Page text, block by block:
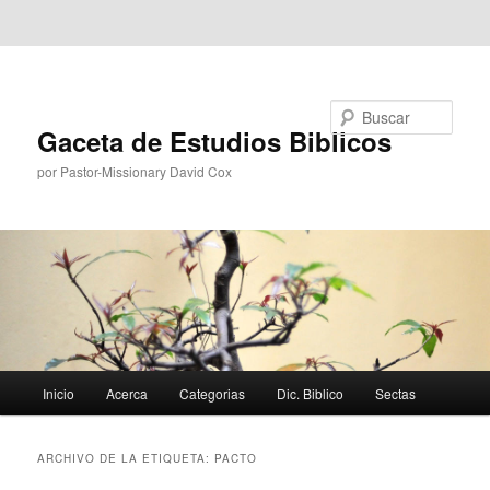
Gaceta de Estudios Biblicos
por Pastor-Missionary David Cox
principal
Inicio Acerca Categorias Dic. Biblico Sectas
ARCHIVO DE LA ETIQUETA: PACTO